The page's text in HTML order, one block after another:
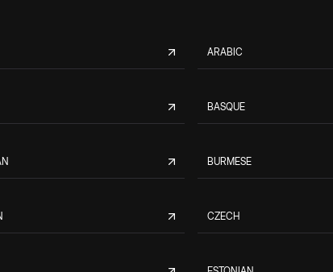
ARABIC
BASQUE
BURMESE
CZECH